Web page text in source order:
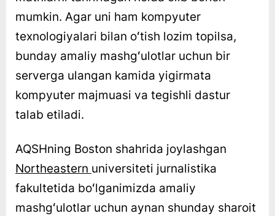
mumkin. Agar uni ham kompyuter
texnologiyalari bilan oʻtish lozim topilsa,
bunday amaliy mashgʻulotlar uchun bir
serverga ulangan kamida yigirmata
kompyuter majmuasi va tegishli dastur
talab etiladi.
AQSHning Boston shahrida joylashgan
Northeastern universiteti jurnalistika
fakultetida boʻlganimizda amaliy
mashgʻulotlar uchun aynan shunday sharoit